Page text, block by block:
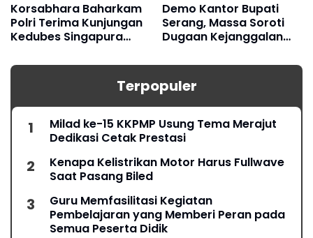
Korsabhara Baharkam
Polri Terima Kunjungan
Kedubes Singapura
Demo Kantor Bupati
Serang, Massa Soroti
Dugaan Kejanggalan
Terpopuler
Milad ke-15 KKPMP Usung Tema Merajut
Dedikasi Cetak Prestasi
Kenapa Kelistrikan Motor Harus Fullwave
Saat Pasang Biled
Guru Memfasilitasi Kegiatan
Pembelajaran yang Memberi Peran pada
Semua Peserta Didik